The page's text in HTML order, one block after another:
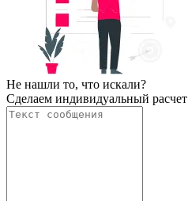
Не нашли то, что искали?
Сделаем индивидуальный расчет